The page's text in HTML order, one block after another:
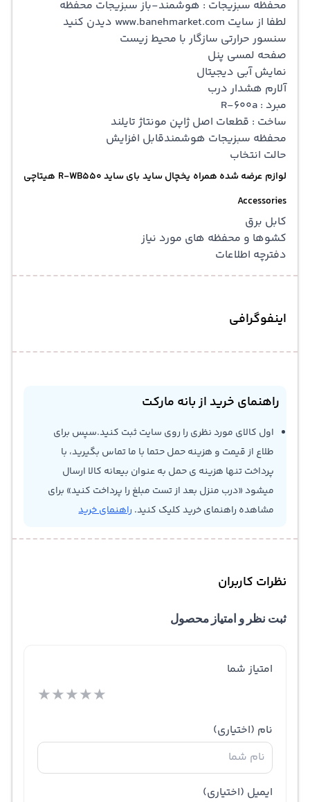
محفظه سبزیجات : هوشمند-باز سبزیجات محفظه
لطفا از سایت www.banehmarket.com دیدن کنید
سنسور حرارتی سازگار با محیط زیست
صفحه لمسی پنل
نمایش آبی دیجیتال
آلارم هشدار درب
مبرد : R-600a
ساخت : قطعات اصل ژاپن مونتاژ تایلند
محفظه سبزیجات هوشمندقابل افزایش
حالت انتخاب
لوازم عرضه شده همراه یخچال ساید بای ساید R-WB550 هیتاچی
Accessories
کابل برق
کشوها و محفظه های مورد نیاز
دفترچه اطلاعات
اینفوگرافی
راهنمای خرید از بانه مارکت
اول کالای مورد نظری را روی سایت ثبت کنید.سپس برای
طلاع از قیمت و هزینه حمل حتما با ما تماس بگیرید، با
پرداخت تنها هزینه ی حمل به عنوان بیعانه کالا ارسال
میشود «درب منزل بعد از تست مبلغ را پرداخت کنید» برای
مشاهده راهنمای خرید کلیک کنید. راهنمای خرید
نظرات کاربران
ثبت نظر و امتیاز محصول
امتیاز شما
★★★★★
نام (اختیاری)
ایمیل (اختیاری)